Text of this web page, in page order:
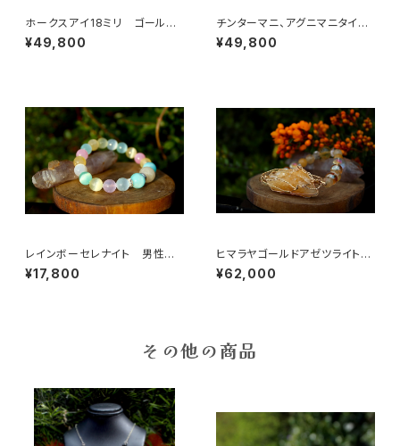
ホークスアイ18ミリ ゴールデ
ンコパールチル シトリン タイ
ガーズアイ 決断力、直感力、金
¥49,800
チンターマニ、アグニマニタイト、
プレセリ、アストロフィライト
魂の使命、心の望み、目標、啓
¥49,800
レインボーセレナイト 男性性
と女性性そして心と体のバラン
ス、魂の浄化、調和、安息
¥17,800
ヒマラヤゴールドアゼツライト、
ハーキマー、ヘルデライト、ゴー
ルデンアゼツ、魂の目覚め、高次
¥62,000
その他の商品